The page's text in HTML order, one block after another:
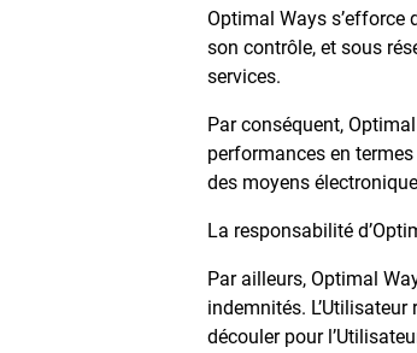
Optimal Ways s’efforce
son contrôle, et sous
services.
Par conséquent,
performances en
des moyens
La responsabilité
Par ailleurs, Optimal
indemnités.
découler pour